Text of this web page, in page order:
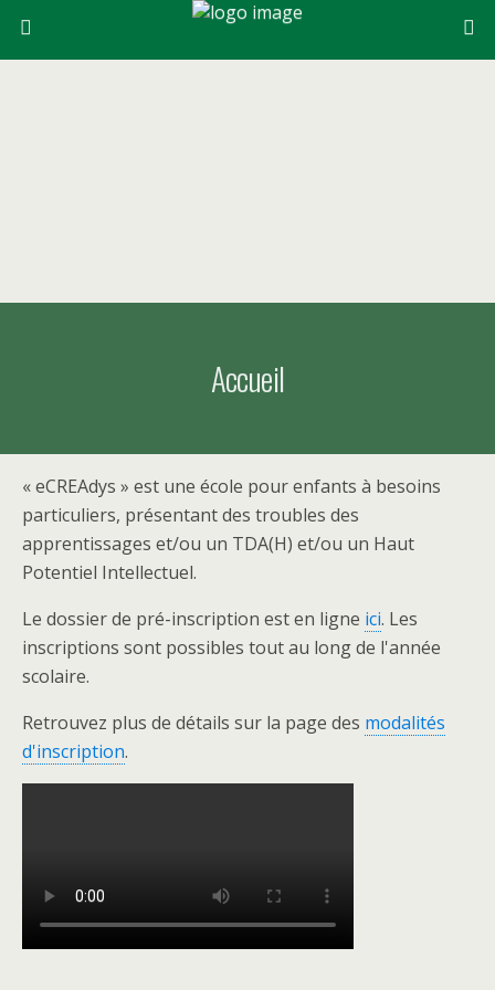
Accueil
« eCREAdys » est une école pour enfants à besoins
particuliers, présentant des troubles des
apprentissages et/ou un TDA(H) et/ou un Haut
Potentiel Intellectuel.
Le dossier de pré-inscription est en ligne ici. Les
inscriptions sont possibles tout au long de l'année
scolaire.
Retrouvez plus de détails sur la page des modalités
d'inscription.